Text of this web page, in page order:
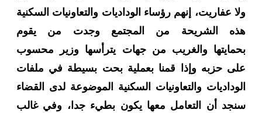
ولا عفاريت، إنهم رؤساء الوداديات والتعاونيات السكنية
هذه الشريحة من المجتمع وجدت من يقوم
بحمايتها والغريب من جهات يترأسها وزير محسوب
على حزبه وإذا قمنا بعملية بحت بسيطة في ملفات
الوداديات والتعاونيات السكنية الموضوعة لدى القضاء
سنجد أن التعامل معها يكون بطيء جدا، وفي غالب